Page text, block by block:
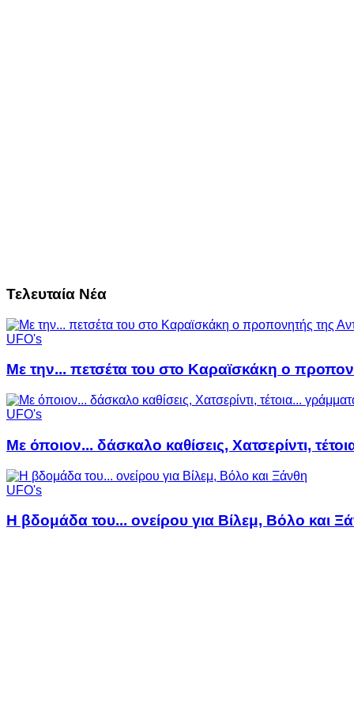
Τελευταία Νέα
UFO's
Με την... πετσέτα του στο Καραϊσκάκη ο
UFO's
Με όποιον... δάσκαλο καθίσεις, Χατσερίντι,
UFO's
Η βδομάδα του... ονείρου για Βίλεμ, Βόλο και